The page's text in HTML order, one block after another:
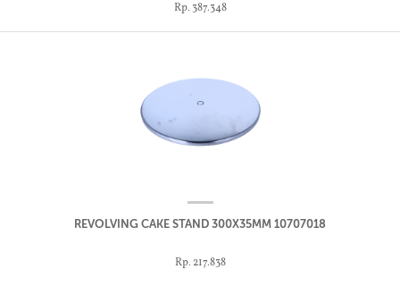
Rp. 387.348
REVOLVING CAKE STAND 300X35MM 10707018
Rp. 217.838